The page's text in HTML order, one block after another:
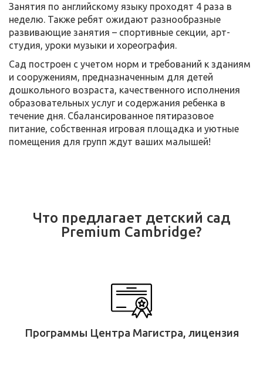
Занятия по английскому языку проходят 4 раза в
неделю. Также ребят ожидают разнообразные
развивающие занятия – спортивные секции, арт-
студия, уроки музыки и хореография.
Сад построен с учетом норм и требований к зданиям
и сооружениям, предназначенным для детей
дошкольного возраста, качественного исполнения
образовательных услуг и содержания ребенка в
течение дня. Сбалансированное пятиразовое
питание, собственная игровая площадка и уютные
помещения для групп ждут ваших малышей!
Что предлагает детский сад
Premium Cambridge?
Программы Центра Магистра, лицензия